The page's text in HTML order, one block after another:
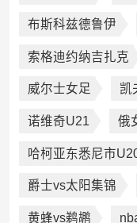
布斯科兹德鲁伊
索格迪约纳吉扎克
威尔士女足 凯
诺维奇U21 俄
哈柯亚东悉尼市
爵士vs太阳集锦
黄蜂vs鹈鹕